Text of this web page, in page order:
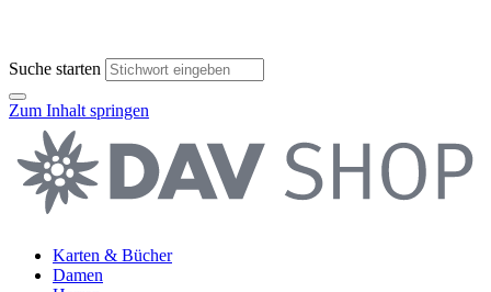
Suche starten
Zum Inhalt springen
Karten & Bücher
Damen